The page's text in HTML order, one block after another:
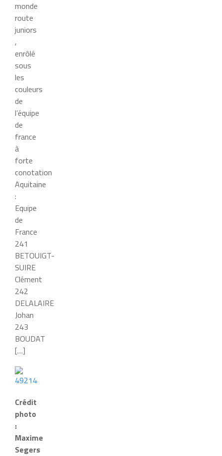
monde
route
juniors
,
enrôlé
sous
les
couleurs
de
l’équipe
de
france
à
forte
conotation
Aquitaine
:
Equipe
de
France
241
BETOUIGT-
SUIRE
Clément
242
DELALAIRE
Johan
243
BOUDAT
[…]
Crédit
photo
:
Maxime
Segers